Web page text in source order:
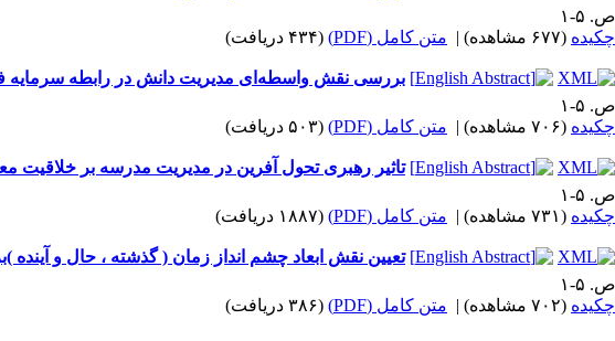
ص. ۵-۱
چکیده (۶۷۷ مشاهده) | متن کامل (PDF) (۴۳۴ دریافت)
بررسی نقش واسطه‌ای مدیریت دانش در رابطه سرمایه
ص. ۵-۱
چکیده (۷۰۶ مشاهده) | متن کامل (PDF) (۵۰۳ دریافت)
تاثیر رهبری تحول آفرین در مدیریت مدرسه بر خلاقیت
ص. ۵-۱
چکیده (۷۳۱ مشاهده) | متن کامل (PDF) (۱۸۸۷ دریافت)
تعیین نقش ابعاد چشم انداز زمان ( گذشته ، حال و آینده
ص. ۵-۱
چکیده (۷۰۲ مشاهده) | متن کامل (PDF) (۳۸۶ دریافت)